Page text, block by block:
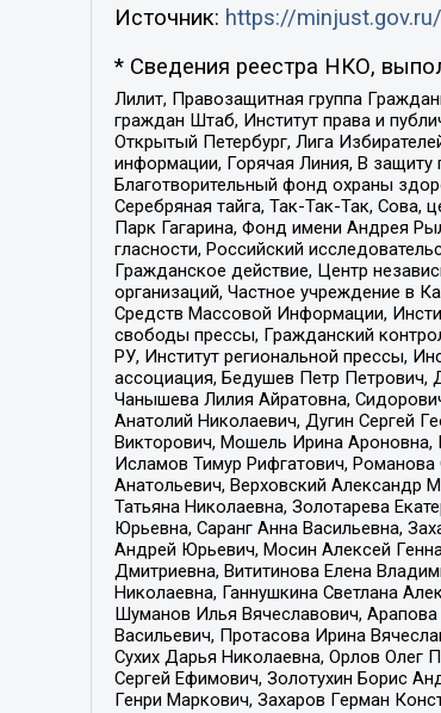
Источник: https://
* Сведения реестра НКО,
Лилит, Правозащитная группа
граждан Штаб, Институт права и
Открытый Петербург, Лига
информации, Горячая Линия, В
Благотворительный фонд охраны
Серебряная тайга, Так-Так-Так,
Парк Гагарина, Фонд имени Андрея
гласности, Российский
Гражданское действие, Центр
организаций, Частное учреждение в
Средств Массовой Информации,
свободы прессы, Гражданский
РУ, Институт региональной прессы,
ассоциация, Бедушев Петр Петрович,
Чанышева Лилия Айратовна,
Анатолий Николаевич, Дугин Сергей
Викторович, Мошель Ирина Ароновна,
Исламов Тимур Рифгатович,
Анатольевич, Верховский Александр
Татьяна Николаевна, Золотарева
Юрьевна, Саранг Анна Васильевна,
Андрей Юрьевич, Мосин Алексей
Дмитриевна, Вититинова Елена
Николаевна, Ганнушкина Светлана
Шуманов Илья Вячеславович,
Васильевич, Протасова Ирина
Сухих Дарья Николаевна, Орлов Олег
Сергей Ефимович, Золотухин Борис
Генри Маркович, Захаров Герман